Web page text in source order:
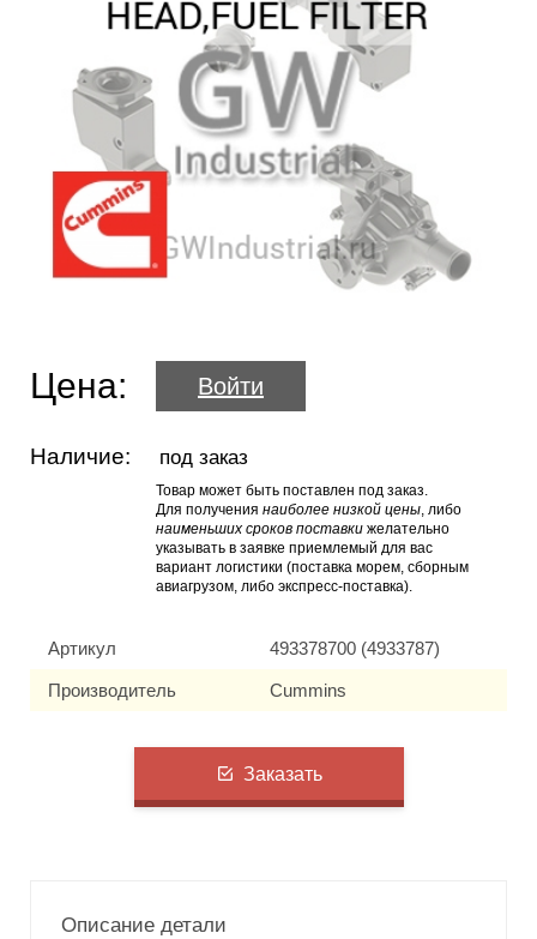
Цена: Войти
Наличие: под заказ
Товар может быть поставлен под заказ.
Для получения наиболее низкой цены, либо
наименьших сроков поставки желательно
указывать в заявке приемлемый для вас
вариант логистики (поставка морем, сборным
авиагрузом, либо экспресс-поставка).
Артикул 493378700 (4933787)
Производитель Cummins
Заказать
Описание детали